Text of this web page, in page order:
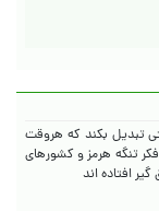
تبدیل بکند که هروقت
تنگه هرمز و کشورهای
افتاده اند